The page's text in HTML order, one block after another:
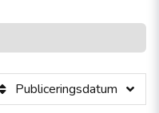
Publiceringsdatum